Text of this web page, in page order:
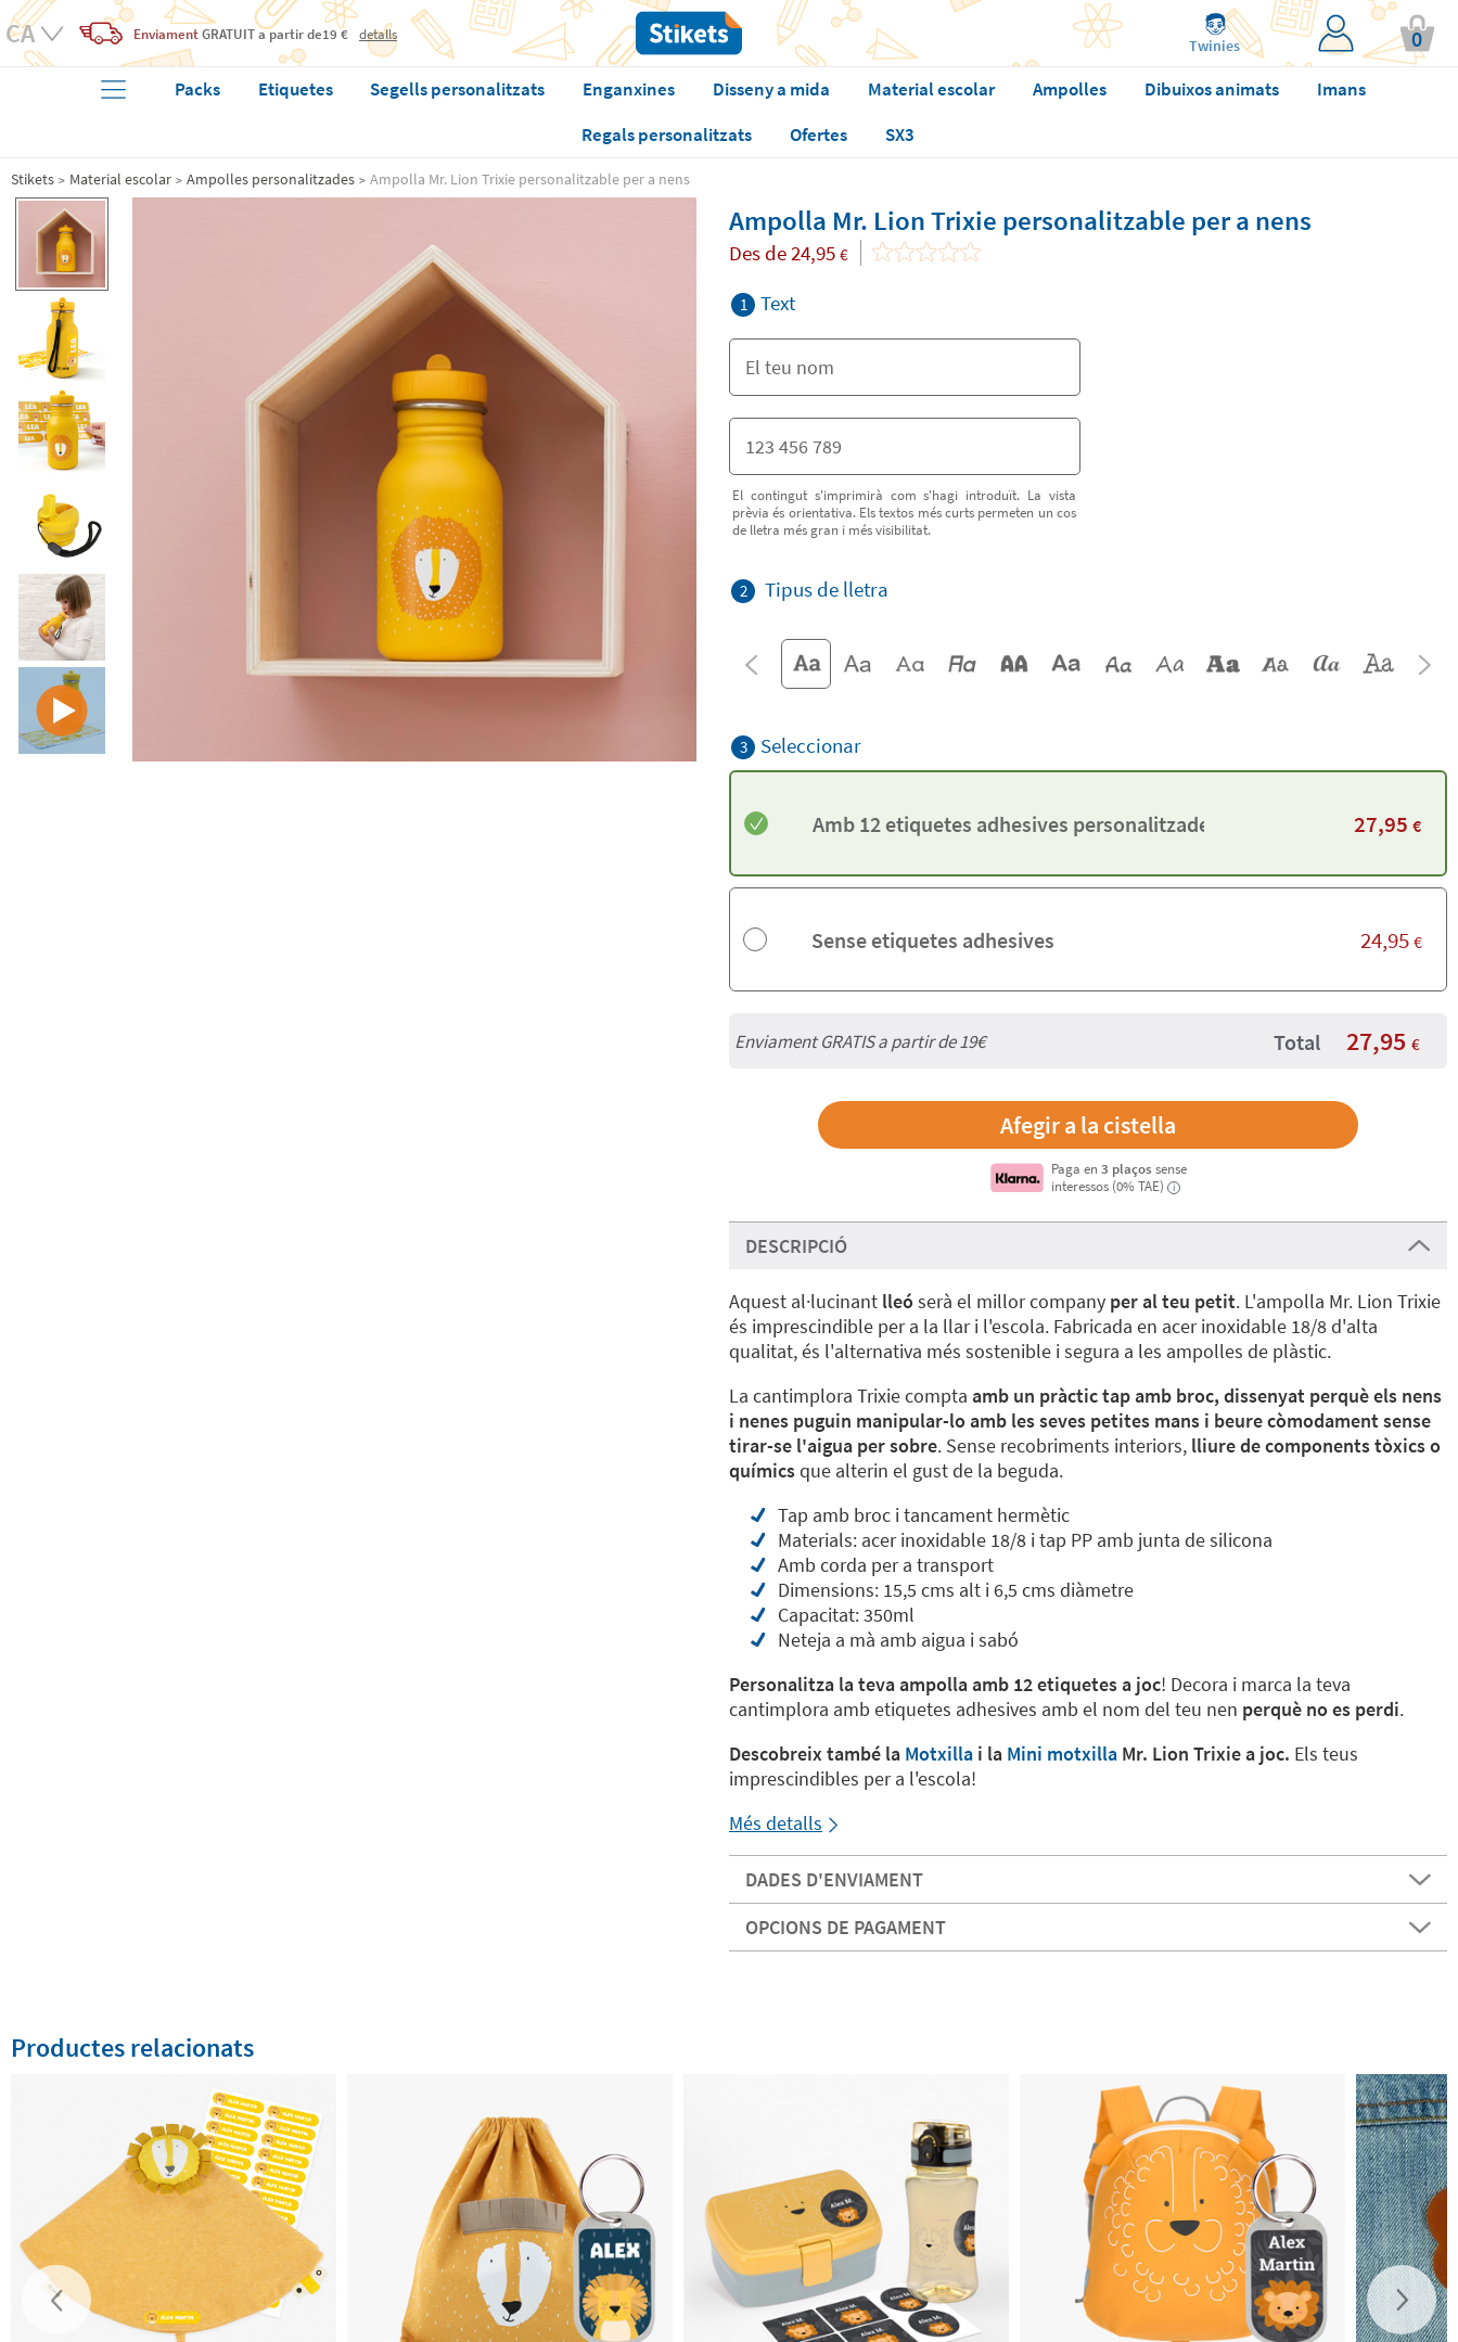
EnviamentGRATUITa partir de19 € detalls
Twinies 0
Packs Etiquetes Segells personalitzats Enganxines Disseny a mida Material escolar Ampolles Dibuixos animats
Imans
Regals personalitzats
Ofertes SX3
Stikets Material escolar Ampolles personalitzades Ampolla Mr. Lion Trixie personalitzable per a nens
Ampolla Mr. Lion Trixie personalitzable per a nens
Des de24,95 €
1 Text
El contingut s'imprimirà com s'hagi introduït. La vista
prèvia és orientativa. Els textos més curts permeten un cos
de lletra més gran i més visibilitat.
2 Tipus de lletra
3 Seleccionar
Amb 12 etiquetes adhesives personalitzades 27,95 €
Sense etiquetes adhesives 24,95 €
Enviament GRATIS a partir de 19€ Total 27,95 €
Paga en 3 plaços sense
interessos (0% TAE)
i
DESCRIPCIÓ
Aquest al·lucinant lleóserà el millor company per al teu petit. L'ampolla Mr. Lion Trixie
és imprescindible per a la llar i l'escola. Fabricada en acer inoxidable 18/8 d'alta
qualitat, és l'alternativa més sostenible i segura a les ampolles de plàstic.
La cantimplora Trixie compta amb un pràctic tap amb broc, dissenyat perquè els nens
i nenes puguin manipular-lo amb les seves petites mans i beure còmodament sense
tirar-se l'aigua per sobre. Sense recobriments interiors, lliure de components tòxics o
químicsque alterin el gust de la beguda.
Tap amb broc i tancament hermètic
Materials: acer inoxidable 18/8 i tap PP amb junta de silicona
Amb corda per a transport
Dimensions: 15,5 cms alt i 6,5 cms diàmetre
Capacitat: 350ml
Neteja a mà amb aigua i sabó
Personalitza la teva ampolla amb 12 etiquetes a joc! Decora i marca la teva
cantimplora amb etiquetes adhesives amb el nom del teu nen perquè no es perdi.
Descobreix també la Motxilla i la Mini motxilla Mr. Lion Trixie a joc. Els teus
imprescindibles per a l'escola!
Més detalls
DADES D'ENVIAMENT
OPCIONS DE PAGAMENT
Productes relacionats